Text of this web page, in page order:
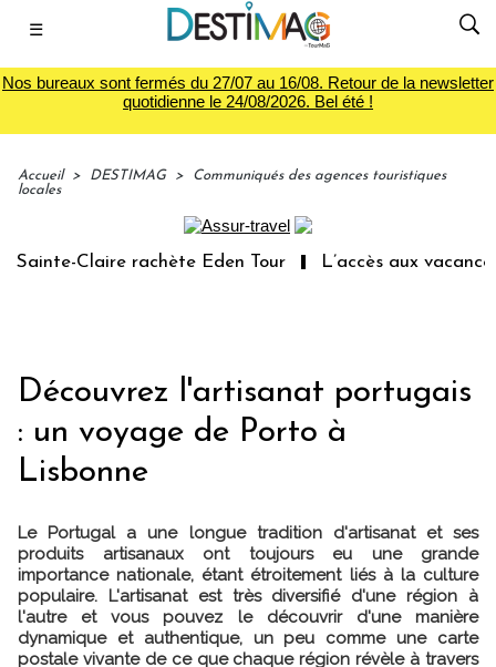
☰
Nos bureaux sont fermés du 27/07 au 16/08. Retour de la newsletter
quotidienne le 24/08/2026. Bel été !
Accueil > DESTIMAG >
Communiqués des agences touristiques
locales
Claire rachète Eden Tour L’accès aux vacances
Découvrez l'artisanat portugais
: un voyage de Porto à
Lisbonne
Le Portugal a une longue tradition d'artisanat et ses
produits artisanaux ont toujours eu une grande
importance nationale, étant étroitement liés à la culture
populaire. L'artisanat est très diversifié d'une région à
l'autre et vous pouvez le découvrir d'une manière
dynamique et authentique, un peu comme une carte
postale vivante de ce que chaque région révèle à travers